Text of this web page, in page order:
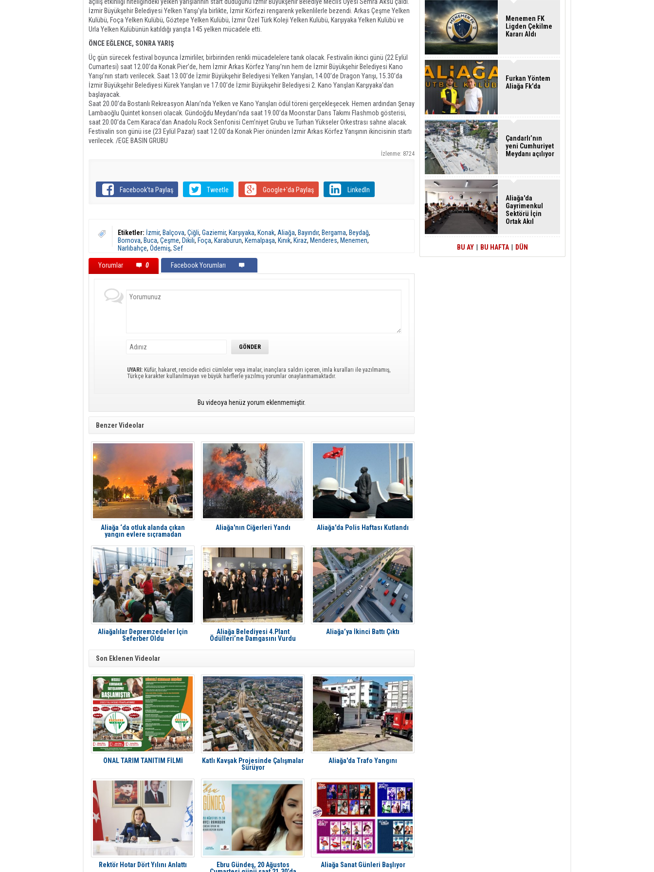
İzmir Büyükşehir Belediyesi Yelken Yarışı'yla birlikte, İzmir Körfezi rengarenk yelkenlilerle bezendi. Arkas Çeşme Yelken
Kulübü, Foça Yelken Kulübü, Göztepe Yelken Kulübü, İzmir Özel Türk Koleji Yelken Kulübü, Karşıyaka Yelken Kulübü ve
Urla Yelken Kulübünün katıldığı yarışta 145 yelken mücadele etti.
ÖNCE EĞLENCE, SONRA YARIŞ
Üç gün sürecek festival boyunca İzmirliler, birbirinden renkli mücadelelere tanık olacak. Festivalin ikinci günü (22 Eylül
Cumartesi) saat 12.00’da Konak Pier’de, hem İzmir Arkas Körfez Yarışı’nın hem de İzmir Büyükşehir Belediyesi Kano
Yarışı’nın startı verilecek. Saat 13.00’de İzmir Büyükşehir Belediyesi Yelken Yarışları, 14.00’de Dragon Yarışı, 15.30’da
İzmir Büyükşehir Belediyesi Kürek Yarışları ve 17.00’de İzmir Büyükşehir Belediyesi 2. Kano Yarışları Karşıyaka'dan
başlayacak.
Saat 20.00’da Bostanlı Rekreasyon Alanı’nda Yelken ve Kano Yarışları ödül töreni gerçekleşecek. Hemen ardından Şenay
Lambaoğlu Quintet konseri olacak. Gündoğdu Meydanı’nda saat 19.00’da Moonstar Dans Takımı Flashmob gösterisi,
saat 20.00’da Cem Karaca’dan Anadolu Rock Senfonisi Cem’niyet Grubu ve Turhan Yükseler Orkestrası sahne alacak.
Festivalin son günü ise (23 Eylül Pazar) saat 12.00’da Konak Pier önünden İzmir Arkas Körfez Yarışının ikincisinin startı
verilecek. /EGE BASIN GRUBU
İzlenme: 8724
Facebook'ta Paylaş Tweetle Google+'da Paylaş LinkedIn
Etiketler: İzmir, Balçova, Çiğli, Gaziemir, Karşıyaka, Konak, Aliağa, Bayındır, Bergama, Beydağ,
Bornova, Buca, Çeşme, Dikili, Foça, Karaburun, Kemalpaşa, Kınık, Kiraz, Menderes, Menemen,
Narlıbahçe, Ödemiş, Sef
Yorumlar 0 Facebook Yorumları
UYARI: Küfür, hakaret, rencide edici cümleler veya imalar, inançlara saldırı içeren, imla kuralları ile yazılmamış,
Türkçe karakter kullanılmayan ve büyük harflerle yazılmış yorumlar onaylanmamaktadır.
Bu videoya henüz yorum eklenmemiştir.
Benzer Videolar
Aliağa ‘da otluk alanda çıkan
yangın evlere sıçramadan
Aliağa'nın Ciğerleri Yandı Aliağa'da Polis Haftası Kutlandı
Aliağalılar Depremzedeler İçin
Seferber Oldu
Aliağa Belediyesi 4.Plant
Ödülleri’ne Damgasını Vurdu
Aliağa’ya İkinci Battı Çıktı
Son Eklenen Videolar
ÖNAL TARIM TANITIM FİLMİ
Katlı Kavşak Projesinde Çalışmalar
Sürüyor
Aliağa'da Trafo Yangını
Rektör Hotar Dört Yılını Anlattı
Ebru Gündeş, 20 Ağustos
Aliağa Sanat Günleri Başlıyor
Menemen FK
Ligden Çekilme
Kararı Aldı
Furkan Yöntem
Aliağa Fk’da
Çandarlı’nın
yeni Cumhuriyet
Meydanı açılıyor
Aliağa'da
Gayrimenkul
Sektörü İçin
Ortak Akıl
BU AY BU HAFTA DÜN